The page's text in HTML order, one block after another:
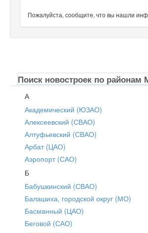
Пожалуйста, сообщите, что вы нашли
Поиск новостроек по районам
А
Академический (ЮЗАО)
Алексеевский (СВАО)
Алтуфьевский (СВАО)
Арбат (ЦАО)
Аэропорт (САО)
Б
Бабушкинский (СВАО)
Балашиха, городской округ (МО)
Басманный (ЦАО)
Беговой (САО)